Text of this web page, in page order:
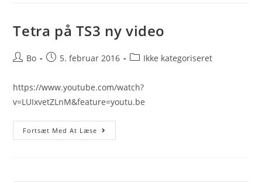
Til
At
Køre
Tetra på TS3 ny video
PostBo
Post5. februar 2016
PostIkke kategoriseret
https://www.youtube.com/watch?
v=LUIxvetZLnM&feature=youtu.be
Fortsæt Med At Læse Tetra
På